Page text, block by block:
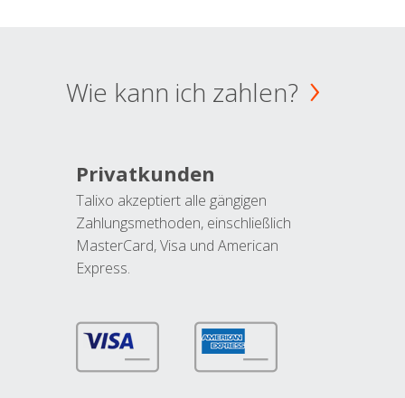
Wie kann ich zahlen?
Privatkunden
Talixo akzeptiert alle gängigen
Zahlungsmethoden, einschließlich
MasterCard, Visa und American
Express.